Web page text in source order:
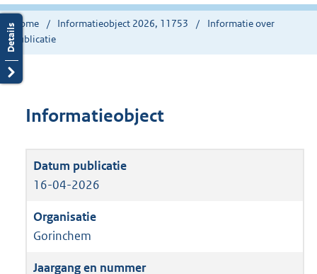
Home Informatieobject 2026, 11753
Informatie over
publicatie
Informatieobject
16-04-2026
Gorinchem